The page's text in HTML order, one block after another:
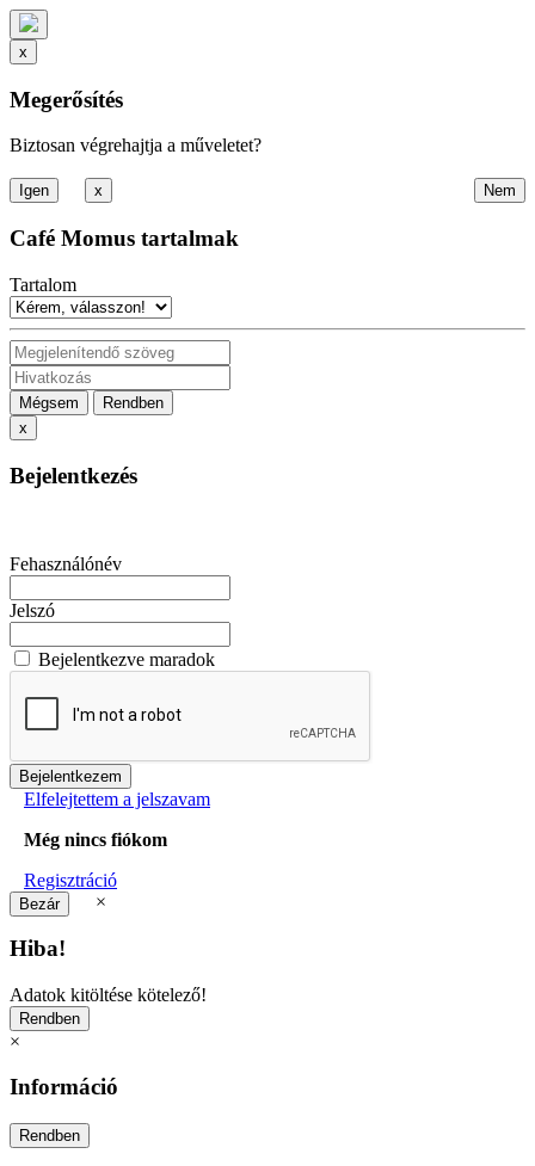
x
Megerősítés
Biztosan végrehajtja a műveletet?
x
Café Momus tartalmak
Tartalom
Mégsem
Rendben
x
Bejelentkezés
Fehasználónév
Jelszó
Bejelentkezve maradok
Elfelejtettem a jelszavam
Még nincs fiókom
Regisztráció
×
Hiba!
Adatok kitöltése kötelező!
×
Információ